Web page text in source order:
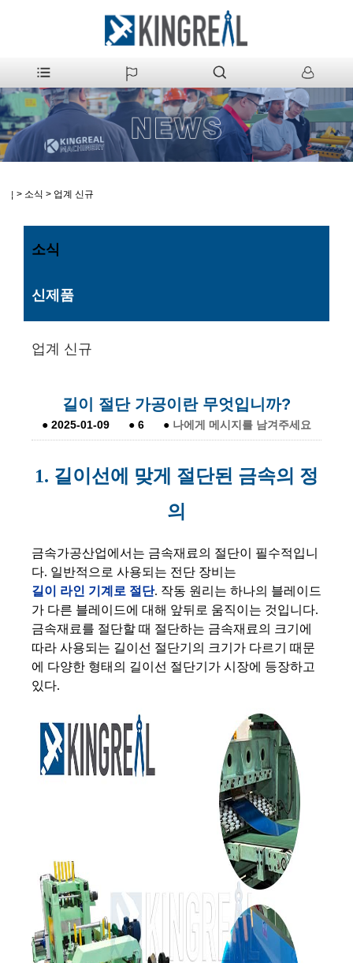
집 > 소식 > 업계 신규
소식
신제품
업계 신규
길이 절단 가공이란 무엇입니까?
● 2025-01-09 ● 6 ● 나에게 메시지를 남겨주세요
1. 길이선에 맞게 절단된 금속의 정
의
금속가공산업에서는 금속재료의 절단이 필수적입니
다. 일반적으로 사용되는 전단 장비는
길이 라인 기계로 절단. 작동 원리는 하나의 블레이드
가 다른 블레이드에 대해 앞뒤로 움직이는 것입니다.
금속재료를 절단할 때 절단하는 금속재료의 크기에
따라 사용되는 길이선 절단기의 크기가 다르기 때문
에 다양한 형태의 길이선 절단기가 시장에 등장하고
있다.